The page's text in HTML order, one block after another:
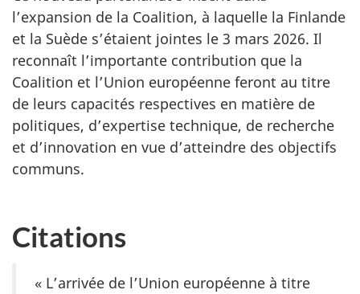
l’expansion de la Coalition, à laquelle la Finlande
et la Suède s’étaient jointes le 3 mars 2026. Il
reconnaît l’importante contribution que la
Coalition et l’Union européenne feront au titre
de leurs capacités respectives en matière de
politiques, d’expertise technique, de recherche
et d’innovation en vue d’atteindre des objectifs
communs.
Citations
« L’arrivée de l’Union européenne à titre